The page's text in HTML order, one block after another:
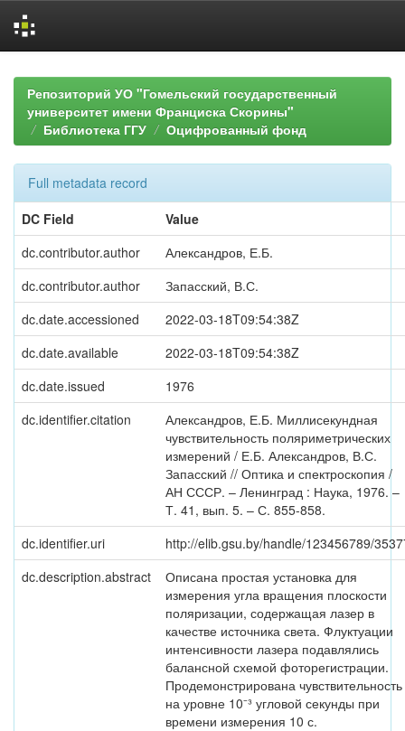
navigationРепозиторий УО "Гомельский государственный
университет имени Франциска Скорины"
Библиотека ГГУ
Оцифрованный фонд
Full metadata record
DC Field
Value
dc.contributor.author
Александров, Е.Б.
dc.contributor.author
Запасский, В.С.
dc.date.accessioned
2022-03-18T09:54:38Z
dc.date.available
2022-03-18T09:54:38Z
dc.date.issued
1976
dc.identifier.citation
Александров, Е.Б. Миллисекундная
чувствительность поляриметрических
измерений / Е.Б. Александров, В.С.
Запасский // Оптика и спектроскопия /
АН СССР. – Ленинград : Наука, 1976. –
Т. 41, вып. 5. – С. 855-858.
dc.identifier.uri
http://elib.gsu.by/handle/123456789/
dc.description.abstract
Описана простая установка для
измерения угла вращения плоскости
поляризации, содержащая лазер в
качестве источника света. Флуктуации
интенсивности лазера подавлялись
балансной схемой фоторегистрации.
Продемонстрирована чувствительность
на уровне 10⁻³ угловой секунды при
времени измерения 10 с.